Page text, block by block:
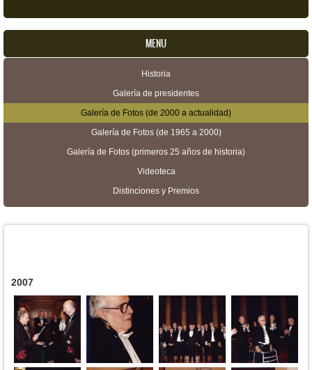
MENU
Historia
Galería de presidentes
Galería de Fotos (de 2000 a actualidad)
Galería de Fotos (de 1965 a 2000)
Galería de Fotos (primeros 25 años de historia)
Videoteca
Distinciones y Premios
2007